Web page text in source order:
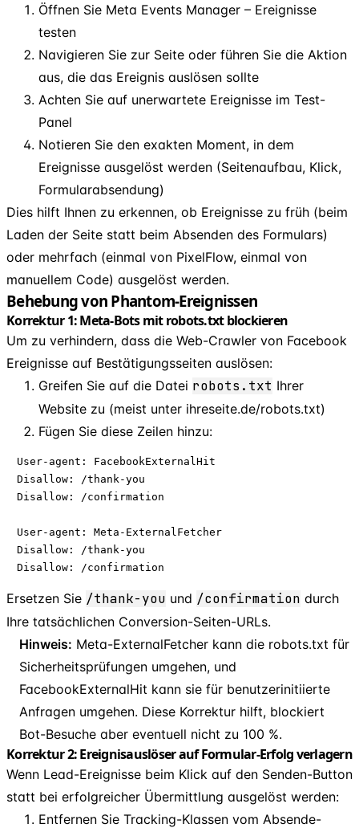
Öffnen Sie Meta Events Manager – Ereignisse
testen
Navigieren Sie zur Seite oder führen Sie die Aktion
aus, die das Ereignis auslösen sollte
Achten Sie auf unerwartete Ereignisse im Test-
Panel
Notieren Sie den exakten Moment, in dem
Ereignisse ausgelöst werden (Seitenaufbau, Klick,
Formularabsendung)
Dies hilft Ihnen zu erkennen, ob Ereignisse zu früh (beim
Laden der Seite statt beim Absenden des Formulars)
oder mehrfach (einmal von PixelFlow, einmal von
manuellem Code) ausgelöst werden.
Behebung von Phantom-Ereignissen
Korrektur 1: Meta-Bots mit robots.txt blockieren
Um zu verhindern, dass die Web-Crawler von Facebook
Ereignisse auf Bestätigungsseiten auslösen:
Greifen Sie auf die Datei robots.txt Ihrer
Website zu (meist unter ihreseite.de/robots.txt)
Fügen Sie diese Zeilen hinzu:
User-agent: FacebookExternalHit
Disallow: /thank-you
Disallow: /confirmation
User-agent: Meta-ExternalFetcher
Disallow: /thank-you
Disallow: /confirmation
Ersetzen Sie /thank-you und /confirmation durch
Ihre tatsächlichen Conversion-Seiten-URLs.
Hinweis: Meta-ExternalFetcher kann die robots.txt für
Sicherheitsprüfungen umgehen, und
FacebookExternalHit kann sie für benutzerinitiierte
Anfragen umgehen. Diese Korrektur hilft, blockiert
Bot-Besuche aber eventuell nicht zu 100 %.
Korrektur 2: Ereignisauslöser auf Formular-Erfolg verlagern
Wenn Lead-Ereignisse beim Klick auf den Senden-Button
statt bei erfolgreicher Übermittlung ausgelöst werden:
Entfernen Sie Tracking-Klassen vom Absende-